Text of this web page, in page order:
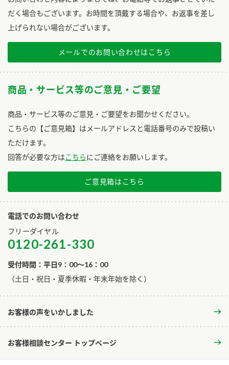
だく場合もございます。お時間を頂戴する場合や、お返事を差し
上げられない場合がございます。
メールでのお問い合わせはこちら
商品・サービス等のご意見・ご要望
商品・サービス等のご意見・ご要望をお聞かせください。
こちらの【ご意見箱】はメールアドレスと電話番号のみで投稿い
ただけます。
回答が必要な方はこちらにご連絡をお願いします。
ご意見箱はこちら
電話でのお問い合わせ
フリーダイヤル
0120-261-330
受付時間：平日9：00～16：00
​（土日・祝日・夏季休暇・年末年始を除く）
お客様の声をいかしました
お客様相談センター トップページ